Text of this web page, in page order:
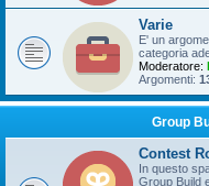
Varie
E' un
categoria
Moderatore:
Argomenti:
Group
Contest
In questo
Group Build